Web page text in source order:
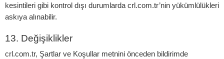
kesintileri gibi kontrol dışı durumlarda crl.com.tr’nin yükümlülükleri
askıya alınabilir.
13. Değişiklikler
crl.com.tr, Şartlar ve Koşullar metnini önceden bildirimde